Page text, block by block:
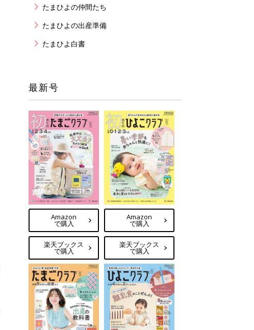
たまひよの仲間たち
たまひよの出産準備
たまひよ白書
最新号
Amazon
で購入
楽天ブックス
で購入
Amazon
で購入
楽天ブックス
で購入